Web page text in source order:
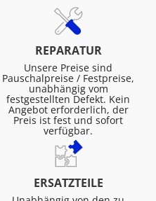
REPARATUR
Unsere Preise sind
Pauschalpreise / Festpreise,
unabhängig vom
festgestellten Defekt. Kein
Angebot erforderlich, der
Preis ist fest und sofort
verfügbar.
ERSATZTEILE